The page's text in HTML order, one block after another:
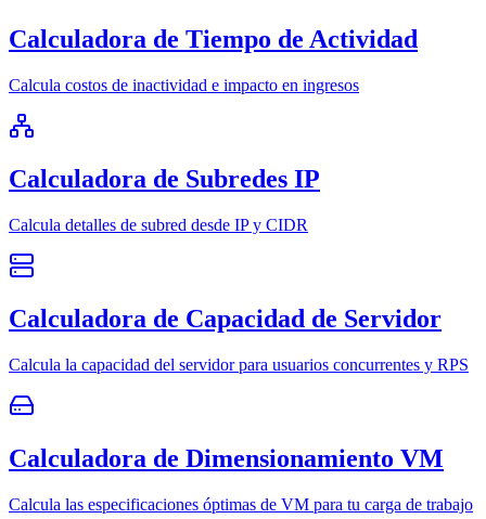
Calculadora de Tiempo de Actividad
Calcula costos de inactividad e impacto en ingresos
Calculadora de Subredes IP
Calcula detalles de subred desde IP y CIDR
Calculadora de Capacidad de Servidor
Calcula la capacidad del servidor para usuarios concurrentes y RPS
Calculadora de Dimensionamiento VM
Calcula las especificaciones óptimas de VM para tu carga de trabajo